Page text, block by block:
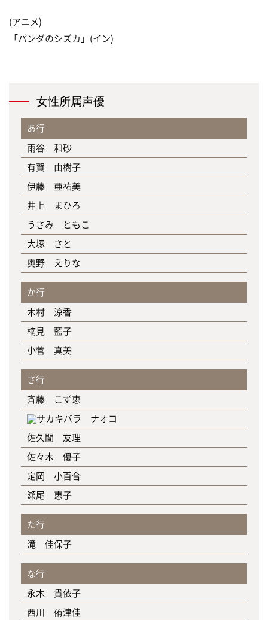
(アニメ)
「パンダのシズカ」(イン)
女性所属声優
あ行
雨谷 和砂
有賀 由樹子
伊藤 亜祐美
井上 まひろ
うさみ ともこ
大塚 さと
奥野 えりな
か行
木村 涼香
楠見 藍子
小菅 真美
さ行
斉藤 こず恵
佐久間 友理
佐々木 優子
定岡 小百合
瀬尾 恵子
た行
滝 佳保子
な行
永木 貴依子
西川 侑津佳